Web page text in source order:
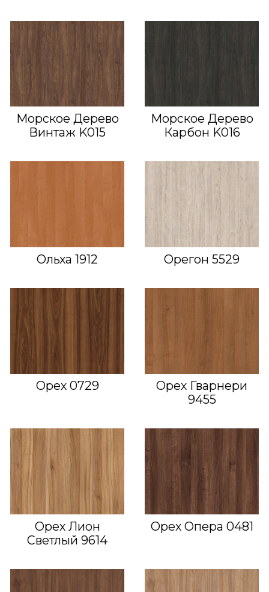
Морское Дерево
Винтаж K015
Морское Дерево
Карбон K016
Ольха 1912 Орегон 5529
Орех 0729
Орех Гварнери
9455
Орех Лион
Светлый 9614
Орех Опера 0481